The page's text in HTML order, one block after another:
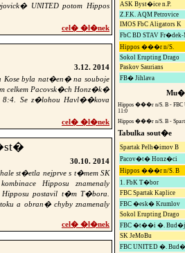
UNITED potom Hippos
cel� �l�nek
3.12. 2014
byla nat�en� na souboje
celkem Pacovsk�ch Honz�k�
Se z�lohou Havl��kova
cel� �l�nek
30.10. 2014
st�etla nejprve s t�mem SK
Hipposu znamenaly
postavil t�m T�bora.
a obran� chyby znamenaly
cel� �l�nek
ASK Byst�ice n.P.
Z.F.K. AQM Petrovice
IMOS FbC Aligators K
FbC BD STAV Fr�dek-
Hippos ���r n/S.
Sokol Erupting Drago
Paskov Saurians
FB� Jihlava
Hippos ���r n/S. B -
11:0
Hippos ���r n/S. B -
Tabulka sout�e
Spartak Pelh�imov B
Pacov�t� Honz�ci
Hippos ���r n/S. B
1. FbK T�bor
FBC Spartak Kaplice
FBC �esk� Krumlov
Sokol Erupting Drago
FBC �t��i �.
SK JeMoBu
FBC UNITED �.